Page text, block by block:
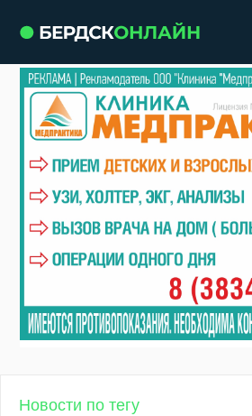
Новости по тегу